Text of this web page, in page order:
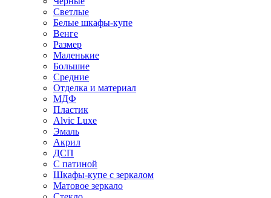
Светлые
Белые шкафы-купе
Венге
Размер
Маленькие
Большие
Средние
Отделка и материал
МДФ
Пластик
Alvic Luxe
Эмаль
Акрил
ДСП
С патиной
Шкафы-купе с зеркалом
Матовое зеркало